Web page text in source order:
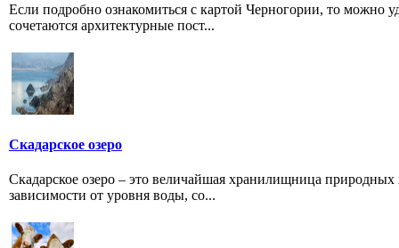
Если подробно ознакомиться с картой Черногории, то можно
сочетаются архитектурные пост...
Скадарское озеро
Скадарское озеро – это величайшая хранилищница
зависимости от уровня воды, со...